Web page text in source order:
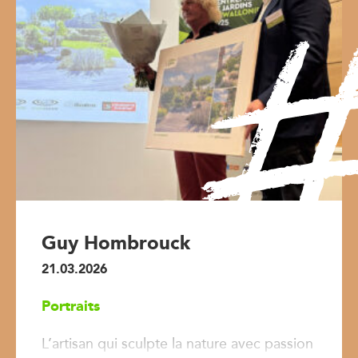
Guy Hombrouck
21.03.2026
Portraits
L’artisan qui sculpte la nature avec passion